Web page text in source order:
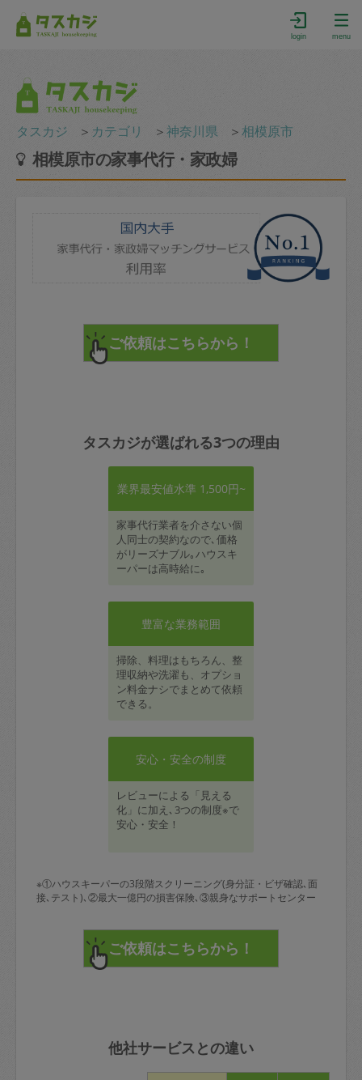
login menu
タスカジ ＞ カテゴリ ＞神奈川県 ＞相模原市
相模原市の家事代行・家政婦
タスカジが選ばれる3つの理由
業界最安値水準 1,500円~
家事代行業者を介さない個
人同士の契約なので､価格
がリーズナブル｡ハウスキ
ーパーは高時給に｡
豊富な業務範囲
掃除、料理はもちろん、整
理収納や洗濯も、オプショ
ン料金ナシでまとめて依頼
できる。
安心・安全の制度
レビューによる「見える
化」に加え､3つの制度※で
安心・安全！
※①ハウスキーパーの3段階スクリーニング(身分証・ビザ確認､面
接､テスト)､②最大一億円の損害保険､③親身なサポートセンター
他社サービスとの違い